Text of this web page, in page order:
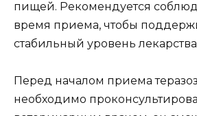
пищей. Рекомендуется
время приема, чтобы
стабильный уровень
Перед началом приема
необходимо